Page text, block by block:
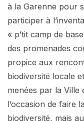
à la Garenne pour
participer à
« p’tit camp de
des promenades
propice aux
biodiversité locale
menées par la Ville
l’occasion de faire
biodiversité, mais